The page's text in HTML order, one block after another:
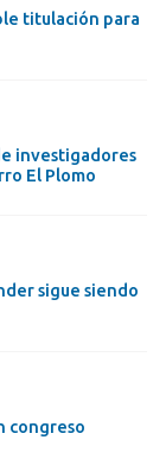
titulación para
investigadores
El Plomo
sigue siendo
congreso